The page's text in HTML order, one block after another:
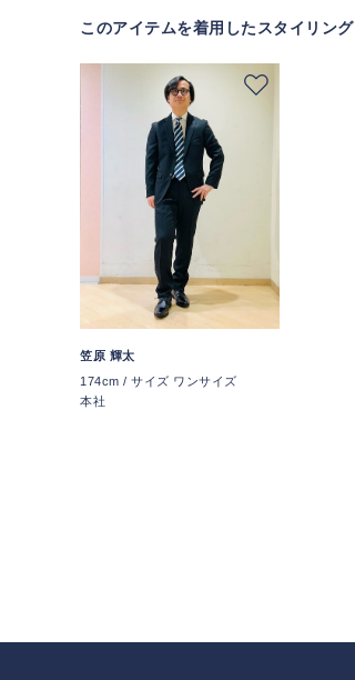
このアイテムを着用したスタイリング
笠原 輝太
174cm / サイズ ワンサイズ
本社